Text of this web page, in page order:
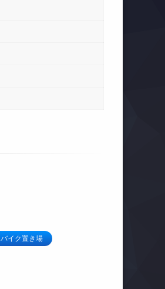
バイク置き場